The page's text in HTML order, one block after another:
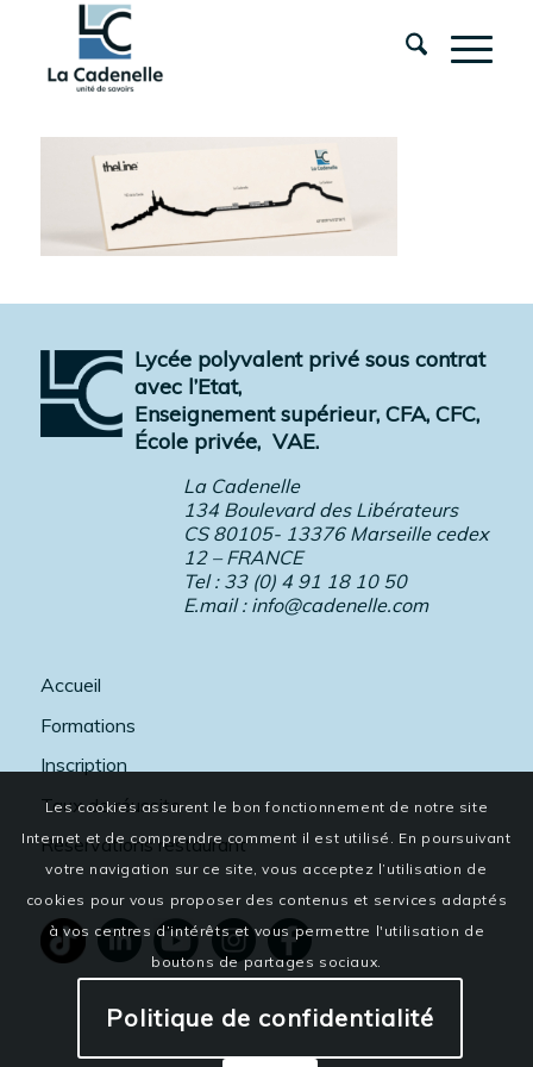
Lycée polyvalent privé sous contrat
avec l’Etat,
Enseignement supérieur, CFA, CFC,
École privée, VAE.
La Cadenelle
134 Boulevard des Libérateurs
CS 80105- 13376 Marseille cedex
12 – FRANCE
Tel : 33 (0) 4 91 18 10 50
E.mail : info@cadenelle.com
Accueil
Formations
Inscription
Taux de réussite
Réservations restaurant
Les cookies assurent le bon fonctionnement de notre site
Internet et de comprendre comment il est utilisé. En poursuivant
votre navigation sur ce site, vous acceptez l’utilisation de
cookies pour vous proposer des contenus et services adaptés
à vos centres d’intérêts et vous permettre l'utilisation de
boutons de partages sociaux.
Politique de confidentialité